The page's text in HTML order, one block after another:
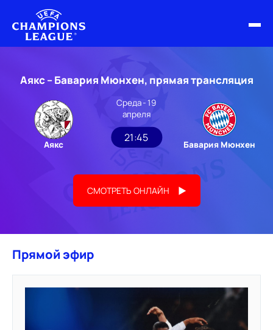
ОБЗОРЫ ЛЧ УЕФА
НОВОСТИ
РАСПИСАНИЕ
Аякс – Бавария Мюнхен, прямая трансляция
Аякс
Среда - 19
апреля
21:45
Бавария Мюнхен
СМОТРЕТЬ ОНЛАЙН
Прямой эфир